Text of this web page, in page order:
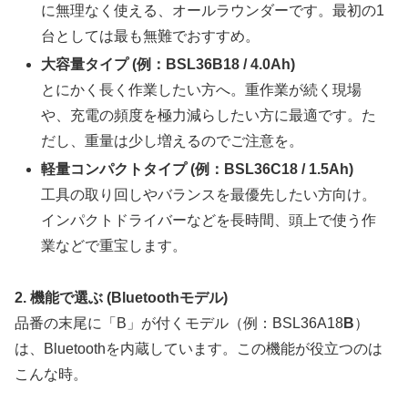
に無理なく使える、オールラウンダーです。最初の1
台としては最も無難でおすすめ。
大容量タイプ (例：BSL36B18 / 4.0Ah)
とにかく長く作業したい方へ。重作業が続く現場
や、充電の頻度を極力減らしたい方に最適です。た
だし、重量は少し増えるのでご注意を。
軽量コンパクトタイプ (例：BSL36C18 / 1.5Ah)
工具の取り回しやバランスを最優先したい方向け。
インパクトドライバーなどを長時間、頭上で使う作
業などで重宝します。
2. 機能で選ぶ (Bluetoothモデル)
品番の末尾に「B」が付くモデル（例：BSL36A18B）
は、Bluetoothを内蔵しています。この機能が役立つのは
こんな時。